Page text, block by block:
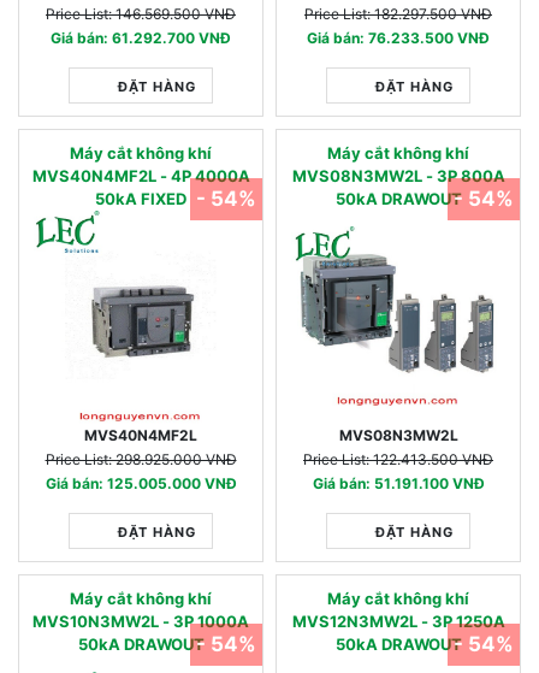
Price List: 146.569.500 VNĐ
Giá bán: 61.292.700 VNĐ
ĐẶT HÀNG
Price List: 182.297.500 VNĐ
Giá bán: 76.233.500 VNĐ
ĐẶT HÀNG
Máy cắt không khí
MVS40N4MF2L - 4P 4000A
50kA FIXED
MVS40N4MF2L
Price List: 298.925.000 VNĐ
Giá bán: 125.005.000 VNĐ
ĐẶT HÀNG
- 54%
Máy cắt không khí
MVS08N3MW2L - 3P 800A
50kA DRAWOUT
MVS08N3MW2L
Price List: 122.413.500 VNĐ
Giá bán: 51.191.100 VNĐ
ĐẶT HÀNG
- 54%
Máy cắt không khí
MVS10N3MW2L - 3P 1000A
50kA DRAWOUT- 54%
Máy cắt không khí
MVS12N3MW2L - 3P 1250A
50kA DRAWOUT- 54%